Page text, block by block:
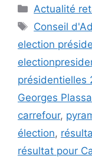
Catégories
Actualité
Étiquettes
Conseil
election
présidentielles
Georges
carrefour,
élection,
résultat pour